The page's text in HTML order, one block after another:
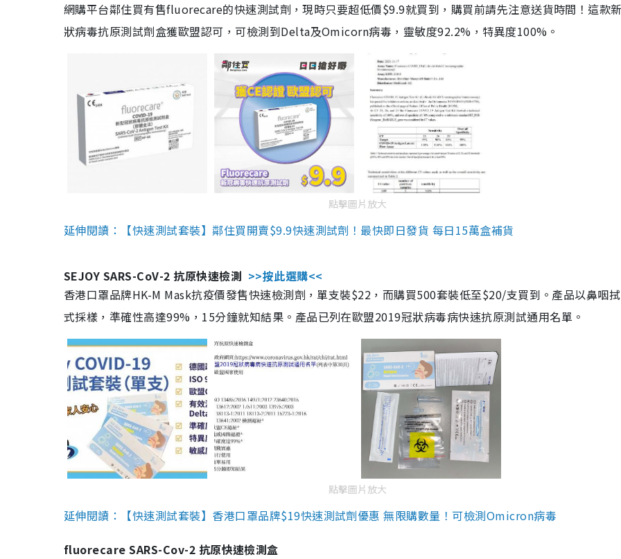
網購平台鄰住買有售fluorecare的快速測試劑，現時只要超低價$9.9就買到，購買前請先注意送貨時間！這款
狀病毒抗原測試劑盒獲歐盟認可，可檢測到Delta及Omicorn病毒，靈敏度92.2%，特異度100%。
點擊圖片放大
延伸閱讀：【快速測試套裝】鄰住買開賣$9.9快速測試劑！最快即日發貨 每日15萬盒補貨
SEJOY SARS-CoV-2 抗原快速檢測 >>按此選購<<
香港口罩品牌HK-M Mask抗疫價發售快速檢測劑，單支裝$22，而購買500套裝低至$20/支買到。產品以鼻咽
式採樣，準確性高達99%，15分鐘就知結果。產品已列在歐盟2019冠狀病毒病快速抗原測試通用名單。
點擊圖片放大
延伸閱讀：【快速測試套裝】香港口罩品牌$19快速測試劑優惠 無限購數量！可檢測Omicron病毒
fluorecare SARS-Cov-2 抗原快速檢測盒